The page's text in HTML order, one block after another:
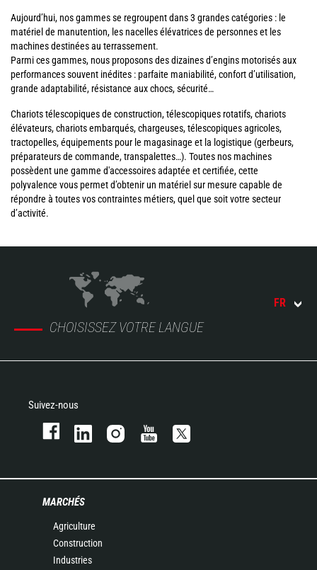
Aujourd’hui, nos gammes se regroupent dans 3 grandes catégories : le
matériel de manutention, les nacelles élévatrices de personnes et les
machines destinées au terrassement.
Parmi ces gammes, nous proposons des dizaines d’engins motorisés aux
performances souvent inédites : parfaite maniabilité, confort d’utilisation,
grande adaptabilité, résistance aux chocs, sécurité…
Chariots télescopiques de construction, télescopiques rotatifs, chariots
élévateurs, chariots embarqués, chargeuses, télescopiques agricoles,
tractopelles, équipements pour le magasinage et la logistique (gerbeurs,
préparateurs de commande, transpalettes…). Toutes nos machines
possèdent une gamme d'accessoires adaptée et certifiée, cette
polyvalence vous permet d’obtenir un matériel sur mesure capable de
répondre à toutes vos contraintes métiers, quel que soit votre secteur
d’activité.
CHOISISSEZ VOTRE LANGUE
FR
Suivez-nous
MARCHÉS
Agriculture
Construction
Industries